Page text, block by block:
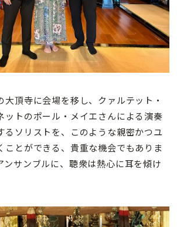
頂寺に会場を移し、クァルテット・
ットのポール・メイエさんによる演奏
るソリストを、このような親密かつユ
ことができる、貴重な機会でもありま
ンサンブルに、聴衆は熱心に耳を傾け